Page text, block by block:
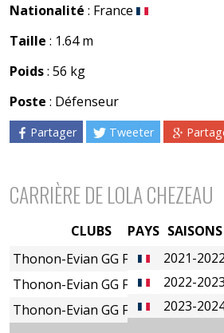
Nationalité : France
Taille : 1.64 m
Poids: 56 kg
Poste : Défenseur
Partager Tweeter
CARRIÈRE DE LOLA CHEZEAU
PAYS SAISONS
2021-2022
2022-2023
2023-
CLUBS
Thonon-Evian GG Féminin
Thonon-Evian GG Féminin
Thonon-Evian GG Féminin